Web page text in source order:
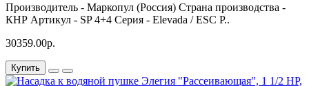
Производитель - Маркопул (Россия) Страна производства -
КНР Артикул - SP 4+4 Серия - Elevada / ESC P..
30359.00р.
Купить